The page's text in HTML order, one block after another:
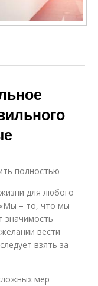
полностью
для любого
– то, что мы
значимость
вести
взять за
мер